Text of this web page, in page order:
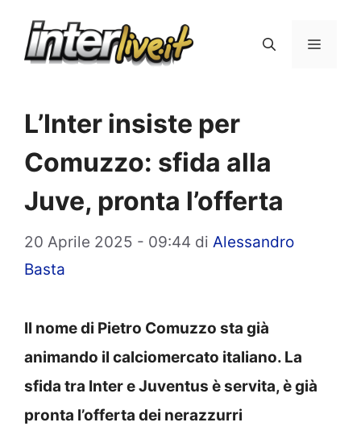
Menu
L’Inter insiste per
Comuzzo: sfida alla
Juve, pronta l’offerta
20 Aprile 2025 - 09:44 di Alessandro
Basta
Il nome di Pietro Comuzzo sta già
animando il calciomercato italiano. La
sfida tra Inter e Juventus è servita, è già
pronta l’offerta dei nerazzurri